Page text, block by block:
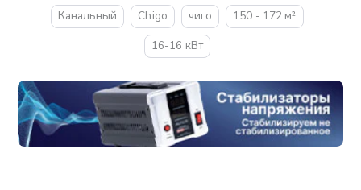
Канальный
Chigo чиго
150 - 172 м²
16-16 кВт